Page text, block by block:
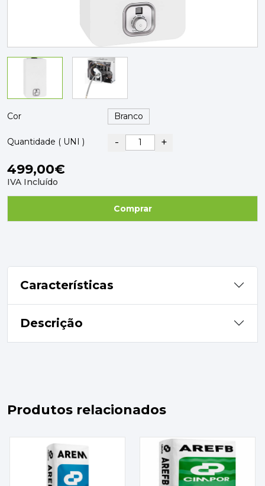
TINTAS, DROGAS E LIMPEZA
DYRUP
SKIL
Cor
Quantidade ( UNI ) - +
499,00€
IVA Incluído
Comprar
Características
Descrição
Produtos relacionados